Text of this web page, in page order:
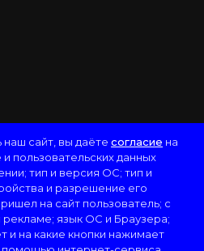
сайт, вы даёте согласие на
пользовательских данных
тип и версия ОС; тип и
и разрешение его
на сайт пользователь; с
рекламе; язык ОС и Браузера;
и на какие кнопки нажимает